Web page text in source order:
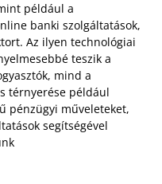
például a
banki szolgáltatások,
Az ilyen technológiai
teszik a
mind a
térnyerése például
pénzügyi műveleteket,
segítségével